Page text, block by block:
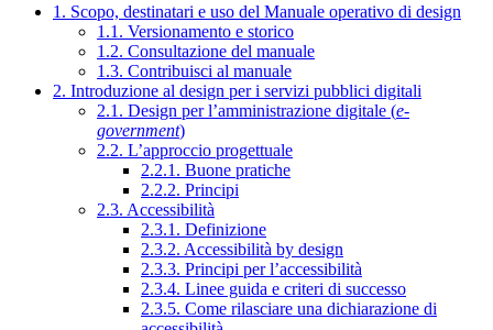
1. Scopo, destinatari e uso del Manuale operativo di design
1.1. Versionamento e storico
1.2. Consultazione del manuale
1.3. Contribuisci al manuale
2. Introduzione al design per i servizi pubblici digitali
2.1. Design per l’amministrazione digitale (e-
government)
2.2. L’approccio progettuale
2.2.1. Buone pratiche
2.2.2. Principi
2.3. Accessibilità
2.3.1. Definizione
2.3.2. Accessibilità by design
2.3.3. Principi per l’accessibilità
2.3.4. Linee guida e criteri di successo
2.3.5. Come rilasciare una dichiarazione di